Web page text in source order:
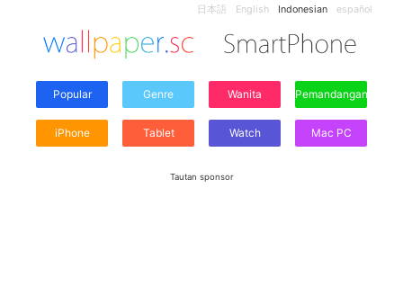
日本語 English Indonesian español
Popular Genre Wanita Pemandangan
iPhone Tablet Watch Mac PC
Tautan sponsor